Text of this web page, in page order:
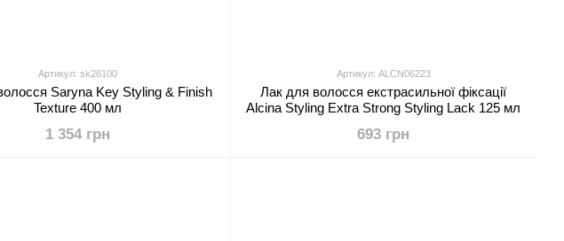
Артикул: sk26100
Saryna Key Styling & Finish
Texture 400 мл
1 354 грн
Артикул: ALCN06223
Лак для волосся екстрасильної фіксації
Alcina Styling Extra Strong Styling Lack 125 мл
693 грн